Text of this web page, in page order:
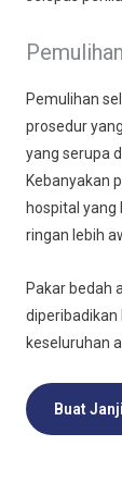
Pemulihan
prosedur
yang serupa
Kebanyakan
hospital yang
ringan lebih
Pakar bedah
diperibadikan
keseluruhan
Buat